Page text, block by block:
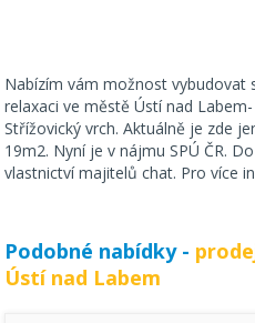
Nabízím vám možnost vybudovat
relaxaci ve městě Ústí nad
Střížovický vrch. Aktuálně je zde
19m2. Nyní je v nájmu SPÚ ČR.
vlastnictví majitelů chat. Pro více
Podobné nabídky -
Ústí nad Labem